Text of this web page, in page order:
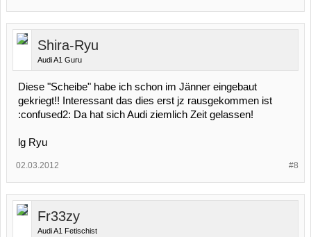
Shira-Ryu
Audi A1 Guru
Diese "Scheibe" habe ich schon im Jänner eingebaut
gekriegt!! Interessant das dies erst jz rausgekommen ist
:confused2: Da hat sich Audi ziemlich Zeit gelassen!
lg Ryu
#8
02.03.2012
Fr33zy
Audi A1 Fetischist